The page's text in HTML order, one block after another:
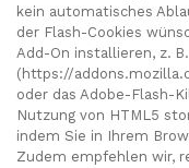
kein automatisches
der Flash-Cookies
Add-On installieren, z.
(https://
oder das Adobe-Flash-
Nutzung von HTML5
indem Sie in Ihrem
Zudem empfehlen wir,